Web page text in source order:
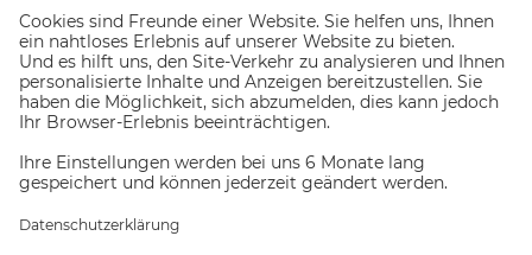
Erstattungspolitik
Apartment Online gebucht,